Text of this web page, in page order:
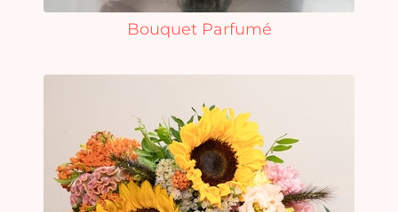
Bouquet Parfumé